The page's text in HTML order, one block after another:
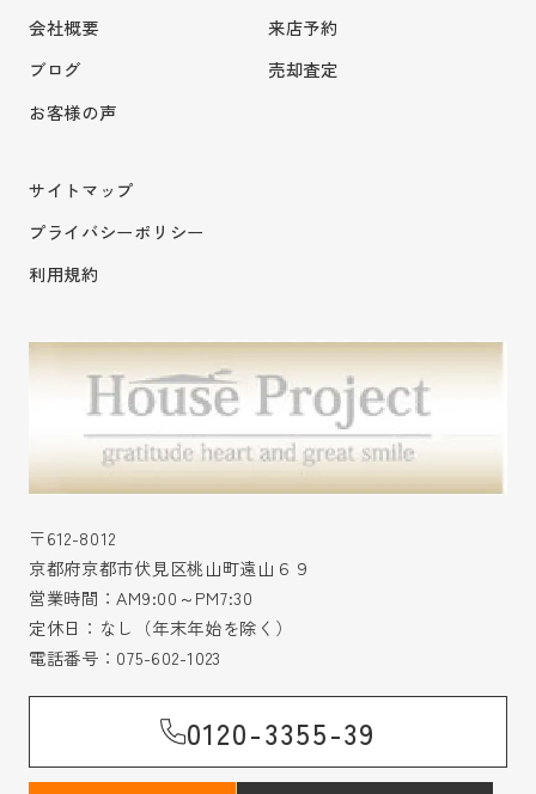
会社概要
ブログ
お客様の声
来店予約
売却査定
サイトマップ
プライバシーポリシー
利用規約
〒612-8012
京都府京都市伏見区桃山町遠山６９
営業時間：AM9:00～PM7:30
定休日：なし（年末年始を除く）
電話番号： 075-602-1023
0120-3355-39